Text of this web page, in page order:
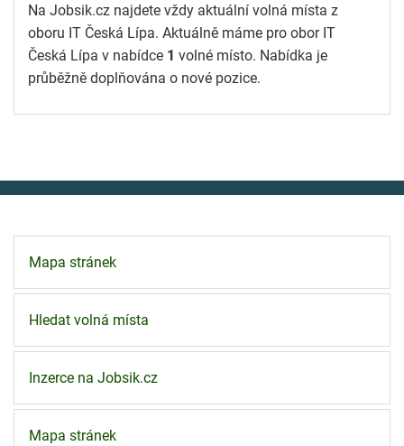
Na Jobsik.cz najdete vždy aktuální volná místa z
oboru IT Česká Lípa. Aktuálně máme pro obor IT
Česká Lípa v nabídce 1 volné místo. Nabídka je
průběžně doplňována o nové pozice.
Mapa stránek
Hledat volná místa
Inzerce na Jobsik.cz
Mapa stránek